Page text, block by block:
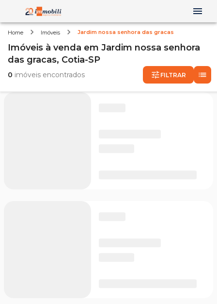
Home Imóveis Jardim nossa senhora das gracas
Imóveis à venda em Jardim nossa senhora
das gracas, Cotia-SP
0 imóveis encontrados FILTRAR